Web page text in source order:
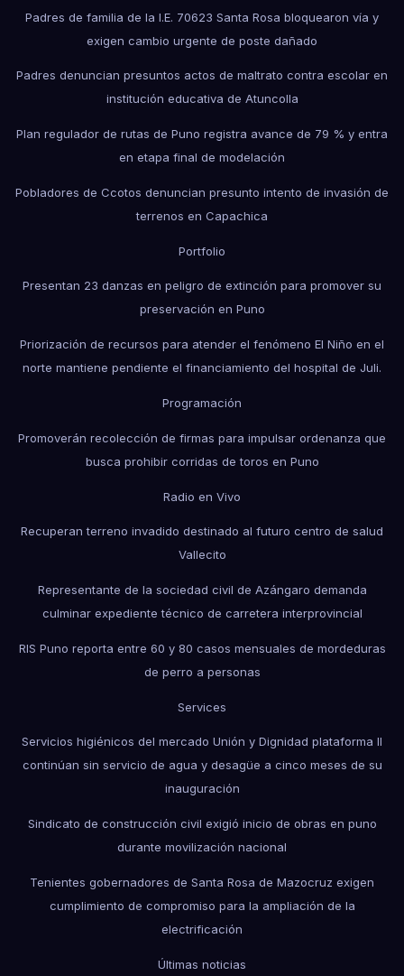
Padres de familia de la I.E. 70623 Santa Rosa bloquearon vía y
exigen cambio urgente de poste dañado
Padres denuncian presuntos actos de maltrato contra escolar en
institución educativa de Atuncolla
Plan regulador de rutas de Puno registra avance de 79 % y entra
en etapa final de modelación
Pobladores de Ccotos denuncian presunto intento de invasión de
terrenos en Capachica
Portfolio
Presentan 23 danzas en peligro de extinción para promover su
preservación en Puno
Priorización de recursos para atender el fenómeno El Niño en el
norte mantiene pendiente el financiamiento del hospital de Juli.
Programación
Promoverán recolección de firmas para impulsar ordenanza que
busca prohibir corridas de toros en Puno
Radio en Vivo
Recuperan terreno invadido destinado al futuro centro de salud
Vallecito
Representante de la sociedad civil de Azángaro demanda
culminar expediente técnico de carretera interprovincial
RIS Puno reporta entre 60 y 80 casos mensuales de mordeduras
de perro a personas
Services
Servicios higiénicos del mercado Unión y Dignidad plataforma II
continúan sin servicio de agua y desagüe a cinco meses de su
inauguración
Sindicato de construcción civil exigió inicio de obras en puno
durante movilización nacional
Tenientes gobernadores de Santa Rosa de Mazocruz exigen
cumplimiento de compromiso para la ampliación de la
electrificación
Últimas noticias